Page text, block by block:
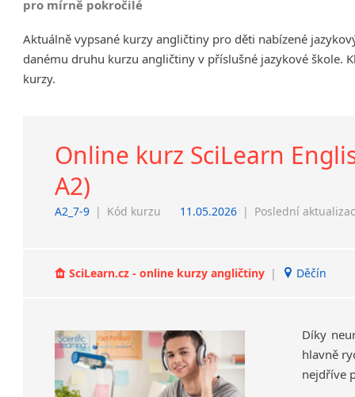
Děčín
Hodonín
Prostějov
Sedlčany
Tišnov
Vysoká nad Labem
pro mírně pokročilé
Aktuálně vypsané kurzy angličtiny pro děti nabízené
danému druhu kurzu angličtiny v příslušné jazykové škole.
kurzy.
Online kurz SciLearn
A2)
A2_7-9 | Kód kurzu 11.05.2026 | Poslední
SciLearn.cz - online kurzy angličtiny | Děčín
Díky
hlavně